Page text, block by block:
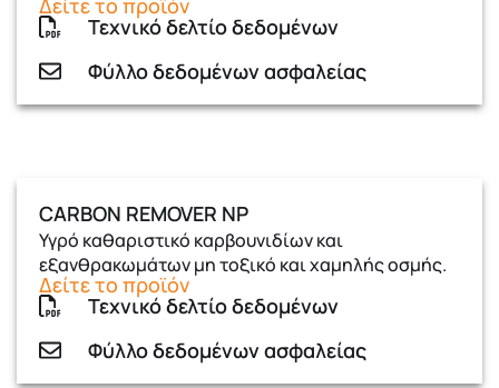
Δείτε το προϊόν
Τεχνικό δελτίο δεδομένων
Φύλλο δεδομένων ασφαλείας
CARBON REMOVER NP
Υγρό καθαριστικό καρβουνιδίων και
εξανθρακωμάτων μη τοξικό και χαμηλής οσμής.
Δείτε το προϊόν
Τεχνικό δελτίο δεδομένων
Φύλλο δεδομένων ασφαλείας